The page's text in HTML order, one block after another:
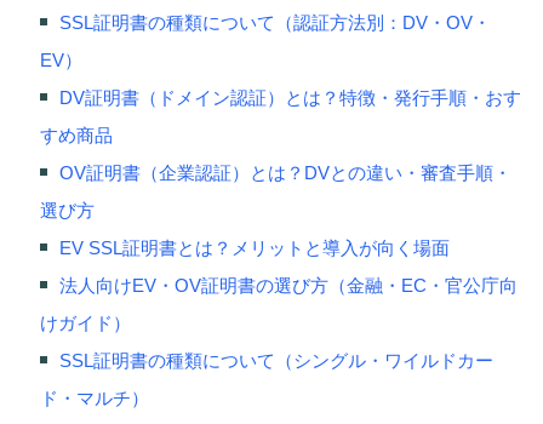
SSL証明書の種類について（認証方法別：DV・OV・
EV）
DV証明書（ドメイン認証）とは？特徴・発行手順・おす
すめ商品
OV証明書（企業認証）とは？DVとの違い・審査手順・
選び方
EV SSL証明書とは？メリットと導入が向く場面
法人向けEV・OV証明書の選び方（金融・EC・官公庁向
けガイド）
SSL証明書の種類について（シングル・ワイルドカー
ド・マルチ）